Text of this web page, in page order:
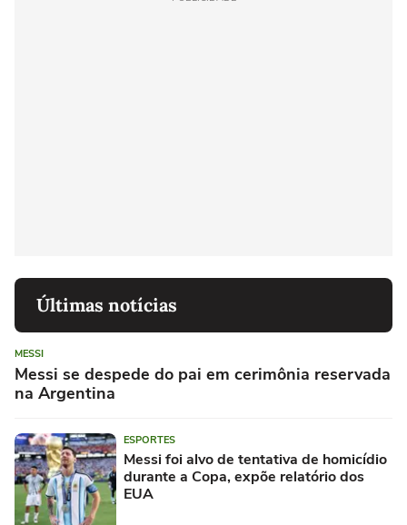
Últimas notícias
MESSI
Messi se despede do pai em cerimônia reservada
na Argentina
ESPORTES
Messi foi alvo de tentativa de homicídio
durante a Copa, expõe relatório dos
EUA